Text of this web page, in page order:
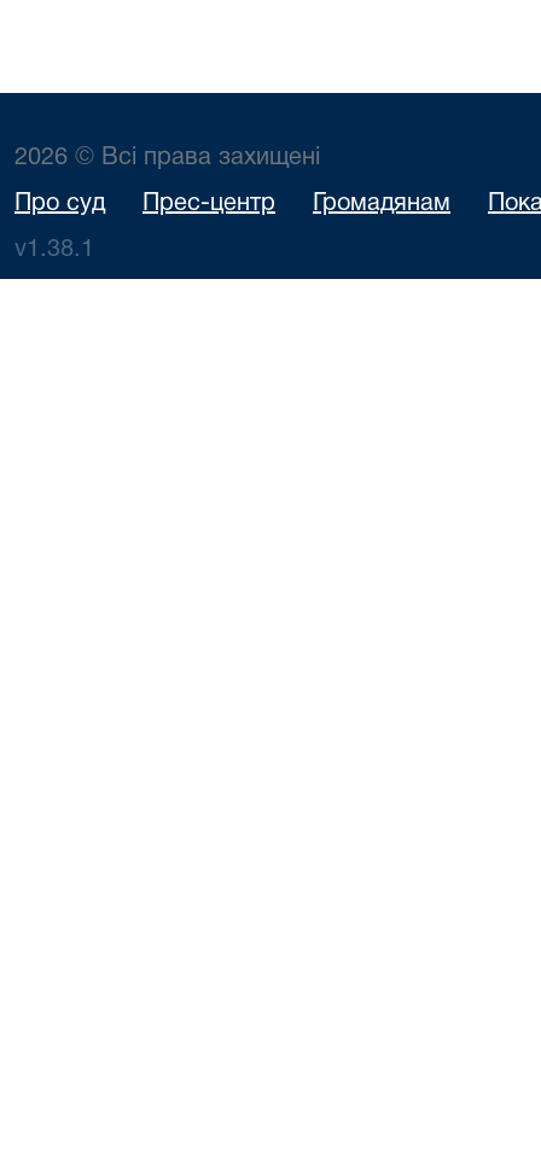
2026 © Всі права захищені
Про суд Прес-центр Громадянам
v1.38.1